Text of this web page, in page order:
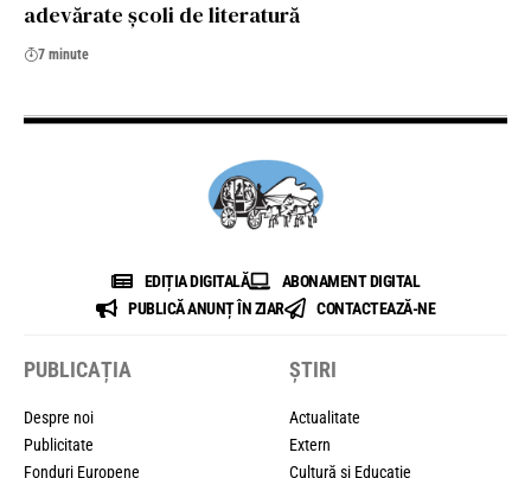
adevărate școli de literatură
7 minute
EDIȚIA DIGITALĂ
ABONAMENT DIGITAL
PUBLICĂ ANUNȚ ÎN ZIAR
CONTACTEAZĂ-NE
PUBLICAȚIA
Despre noi
Publicitate
Fonduri Europene
ȘTIRI
Actualitate
Extern
Cultură și Educație